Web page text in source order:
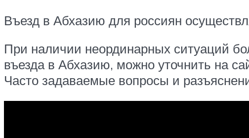
Въезд в Абхазию для россиян
При наличии неординарных ситуаций
въезда в Абхазию, можно уточнить на
Часто задаваемые вопросы и